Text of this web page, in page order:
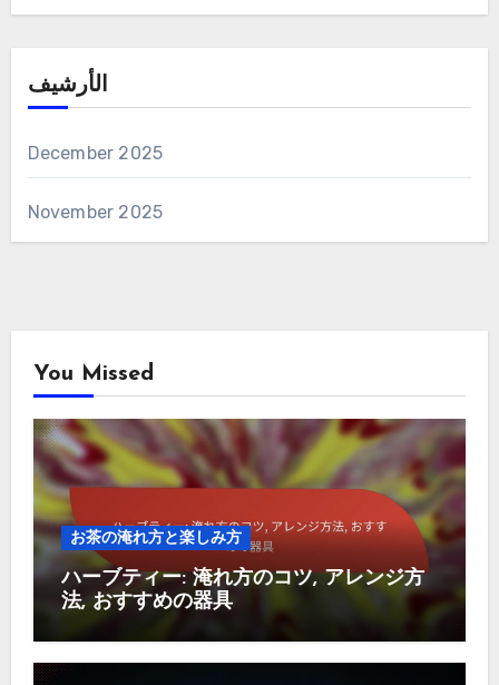
الأرشيف
December 2025
November 2025
You Missed
お茶の淹れ方と楽しみ方
ハーブティー: 淹れ方のコツ, アレンジ方
法, おすすめの器具